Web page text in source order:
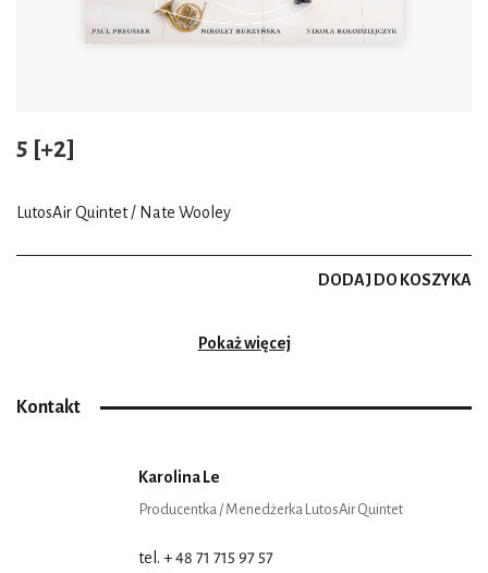
5 [+2]
LutosAir Quintet / Nate Wooley
DODAJ DO KOSZYKA
Pokaż więcej
Kontakt
Karolina Le
Producentka / Menedżerka LutosAir Quintet
tel. + 48 71 715 97 57